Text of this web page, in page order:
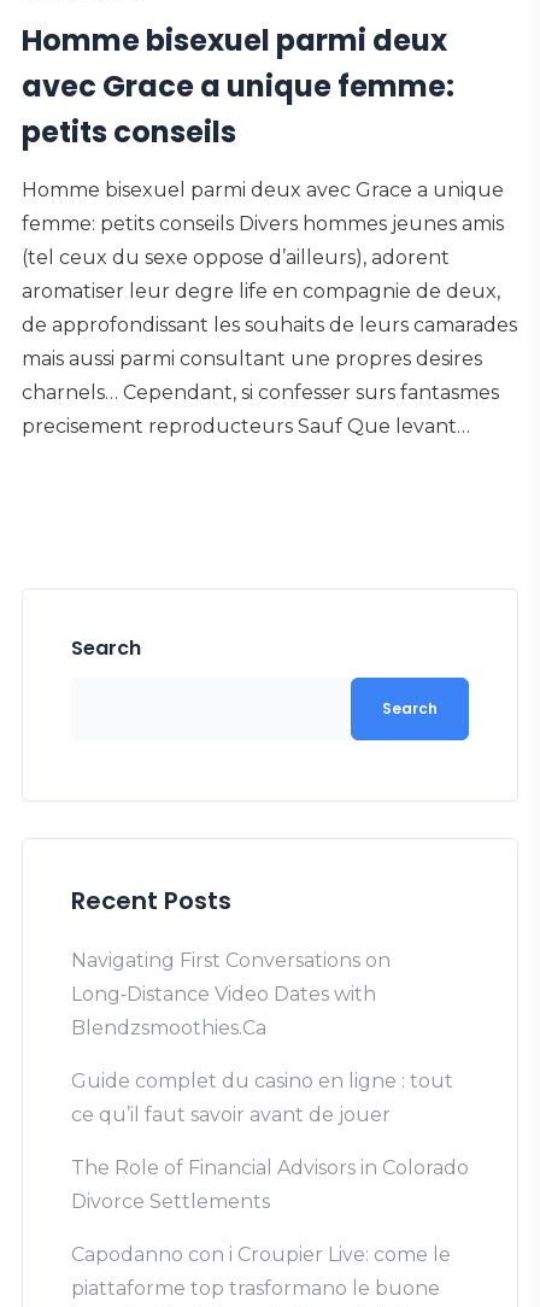
Homme bisexuel parmi deux
avec Grace a unique femme:
petits conseils
Homme bisexuel parmi deux avec Grace a unique
femme: petits conseils Divers hommes jeunes amis
(tel ceux du sexe oppose d’ailleurs), adorent
aromatiser leur degre life en compagnie de deux,
de approfondissant les souhaits de leurs camarades
mais aussi parmi consultant une propres desires
charnels… Cependant, si confesser surs fantasmes
precisement reproducteurs Sauf Que levant…
Search
Search
Recent Posts
Navigating First Conversations on
Long‑Distance Video Dates with
Blendzsmoothies.Ca
Guide complet du casino en ligne : tout
ce qu’il faut savoir avant de jouer
The Role of Financial Advisors in Colorado
Divorce Settlements
Capodanno con i Croupier Live: come le
piattaforme top trasformano le buone